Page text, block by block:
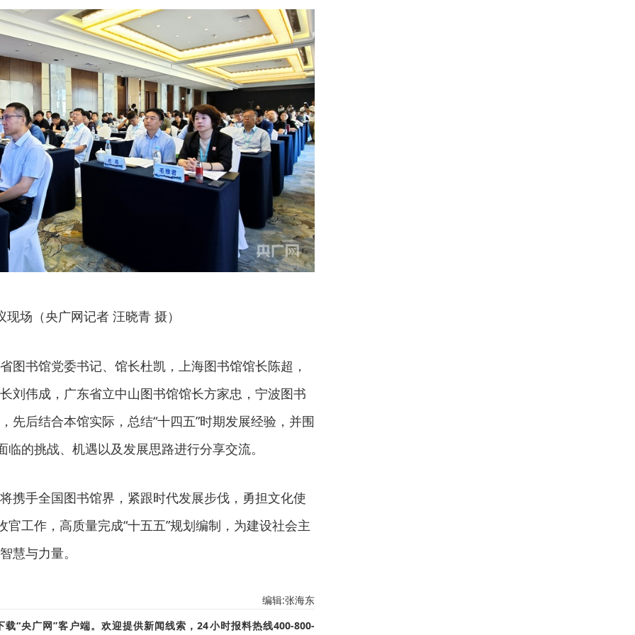
现场（央广网记者 汪晓青 摄）
图书馆党委书记、馆长杜凯，上海图书馆馆长陈超，
刘伟成，广东省立中山图书馆馆长方家忠，宁波图书
先后结合本馆实际，总结“十四五”时期发展经验，并围
临的挑战、机遇以及发展思路进行分享交流。
携手全国图书馆界，紧跟时代发展步伐，勇担文化使
官工作，高质量完成“十五五”规划编制，为建设社会主
慧与力量。
编辑:张海东
“央广网”客户端。欢迎提供新闻线索，24小时报料热线400-800-